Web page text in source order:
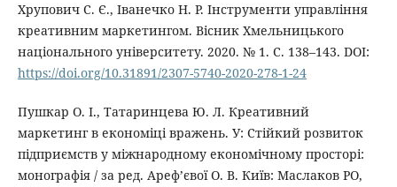
Хрупович С. Є., Іванечко Н. Р. Інструменти управління
креативним маркетингом. Вісник Хмельницького
національного університету. 2020. № 1. С. 138–143. DOI:
https://doi.org/10.31891/2307-5740-2020-278-1-24
Пушкар О. І., Татаринцева Ю. Л. Креативний
маркетинг в економіці вражень. У: Стійкий розвиток
підприємств у міжнародному економічному просторі:
монографія / за ред. Ареф’євої О. В. Київ: Маслаков РО,